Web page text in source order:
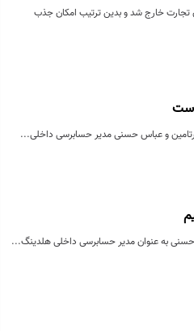
ریزی صندوق بازنشستگی فولاد گفت: شرکت زغالسنگ کرمان پس از 14 سال از ماده 141 قانون تجارت خارج شد و بدین ترتیب امکان جذب
و عباس حسنی مدیر حسابرسی داخلی...
حسنی به عنوان مدیر حسابرسی داخلی هلدینگ...